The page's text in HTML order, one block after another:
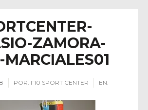
ZAMORA-
MARCIALES01
POR: F10 SPORT CENTER EN: